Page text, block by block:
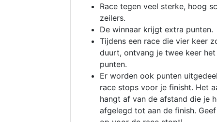
Race tegen veel sterke, hoog
zeilers.
De winnaar krijgt extra punten.
Tijdens een race die vier keer
duurt, ontvang je twee keer
punten.
Er worden ook punten
race stops voor je finisht. Het
hangt af van de afstand die je
afgelegd tot aan de finish.